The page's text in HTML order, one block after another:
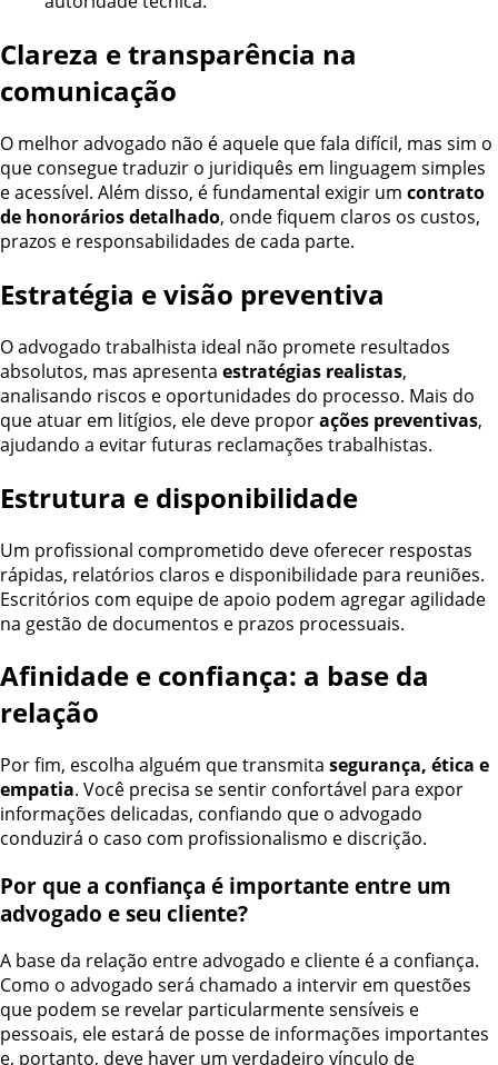
Clareza e transparência na
comunicação
O melhor advogado não é aquele que fala difícil, mas sim o
que consegue traduzir o juridiquês em linguagem simples
e acessível. Além disso, é fundamental exigir um contrato
de honorários detalhado, onde fiquem claros os custos,
prazos e responsabilidades de cada parte.
Estratégia e visão preventiva
O advogado trabalhista ideal não promete resultados
absolutos, mas apresenta estratégias realistas,
analisando riscos e oportunidades do processo. Mais do
que atuar em litígios, ele deve proporações preventivas,
ajudando a evitar futuras reclamações trabalhistas.
Estrutura e disponibilidade
Um profissional comprometido deve oferecer respostas
rápidas, relatórios claros e disponibilidade para reuniões.
Escritórios com equipe de apoio podem agregar agilidade
na gestão de documentos e prazos processuais.
Afinidade e confiança: a base da
relação
Por fim, escolha alguém que transmita segurança, ética e
empatia. Você precisa se sentir confortável para expor
informações delicadas, confiando que o advogado
conduzirá o caso com profissionalismo e discrição.
Por que a confiança é importante entre um
advogado e seu cliente?
A base da relação entre advogado e cliente é a confiança.
Como o advogado será chamado a intervir em questões
que podem se revelar particularmente sensíveis e
pessoais, ele estará de posse de informações importantes
e, portanto, deve haver um verdadeiro vínculo de